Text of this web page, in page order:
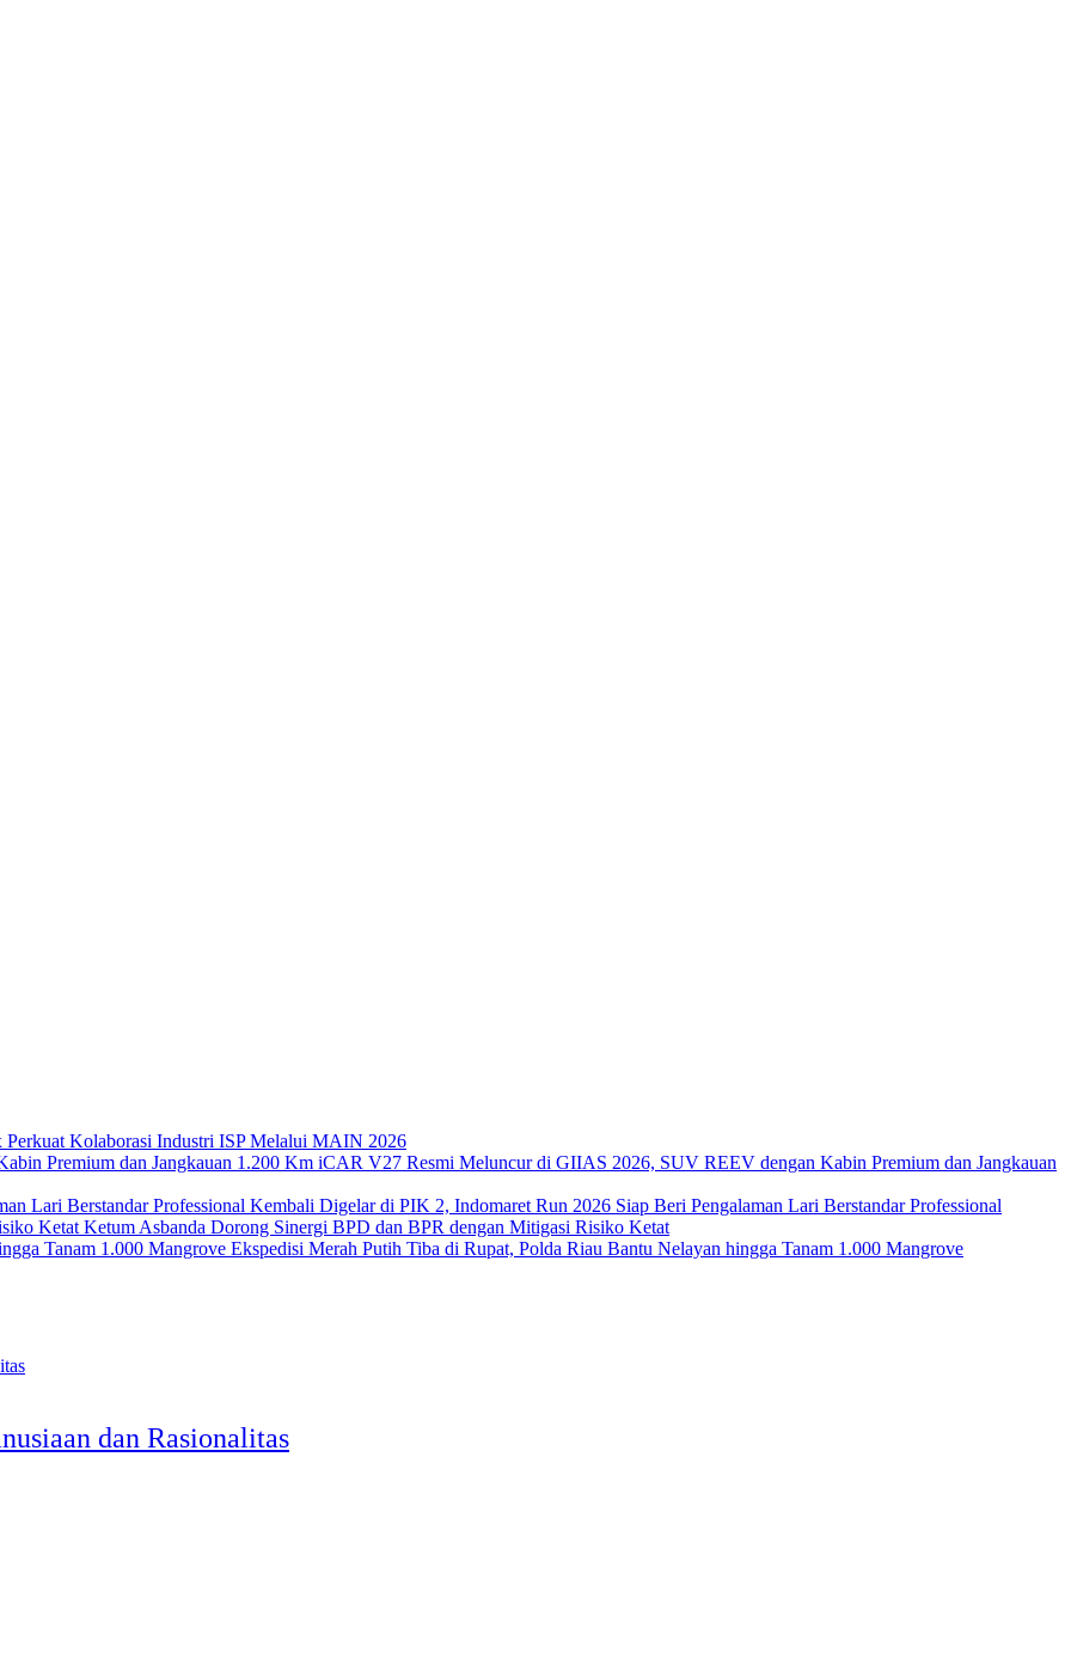
Perkuat Kolaborasi Industri ISP Melalui MAIN 2026
iCAR V27 Resmi Meluncur di GIIAS 2026, SUV REEV dengan Kabin Premium dan Jangkauan
Kembali Digelar di PIK 2, Indomaret Run 2026 Siap Beri Pengalaman Lari Berstandar Professional
Ketum Asbanda Dorong Sinergi BPD dan BPR dengan Mitigasi Risiko Ketat
Ekspedisi Merah Putih Tiba di Rupat, Polda Riau Bantu Nelayan hingga Tanam 1.000 Mangrove
dan Rasionalitas